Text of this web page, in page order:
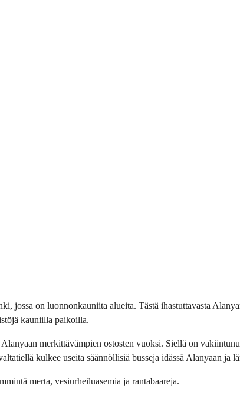
jossa on luonnonkauniita alueita. Tästä ihastuttavasta
kauniilla paikoilla.
merkittävämpien ostosten vuoksi. Siellä on
kulkee useita säännöllisiä busseja idässä Alanyaan ja
merta, vesiurheiluasemia ja rantabaareja.